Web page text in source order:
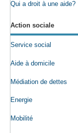
Qui a droit à une aide?
Action sociale
Service social
Aide à domicile
Médiation de dettes
Energie
Mobilité